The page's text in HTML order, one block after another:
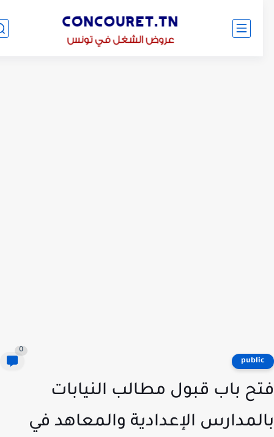
باب قبول مطالب النيابات
الإعدادية والمعاهد في